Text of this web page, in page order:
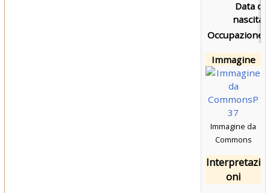
Data di
nascita:
Occupazione:
Immagine
Immagine da
Commons
Interpretazi
oni